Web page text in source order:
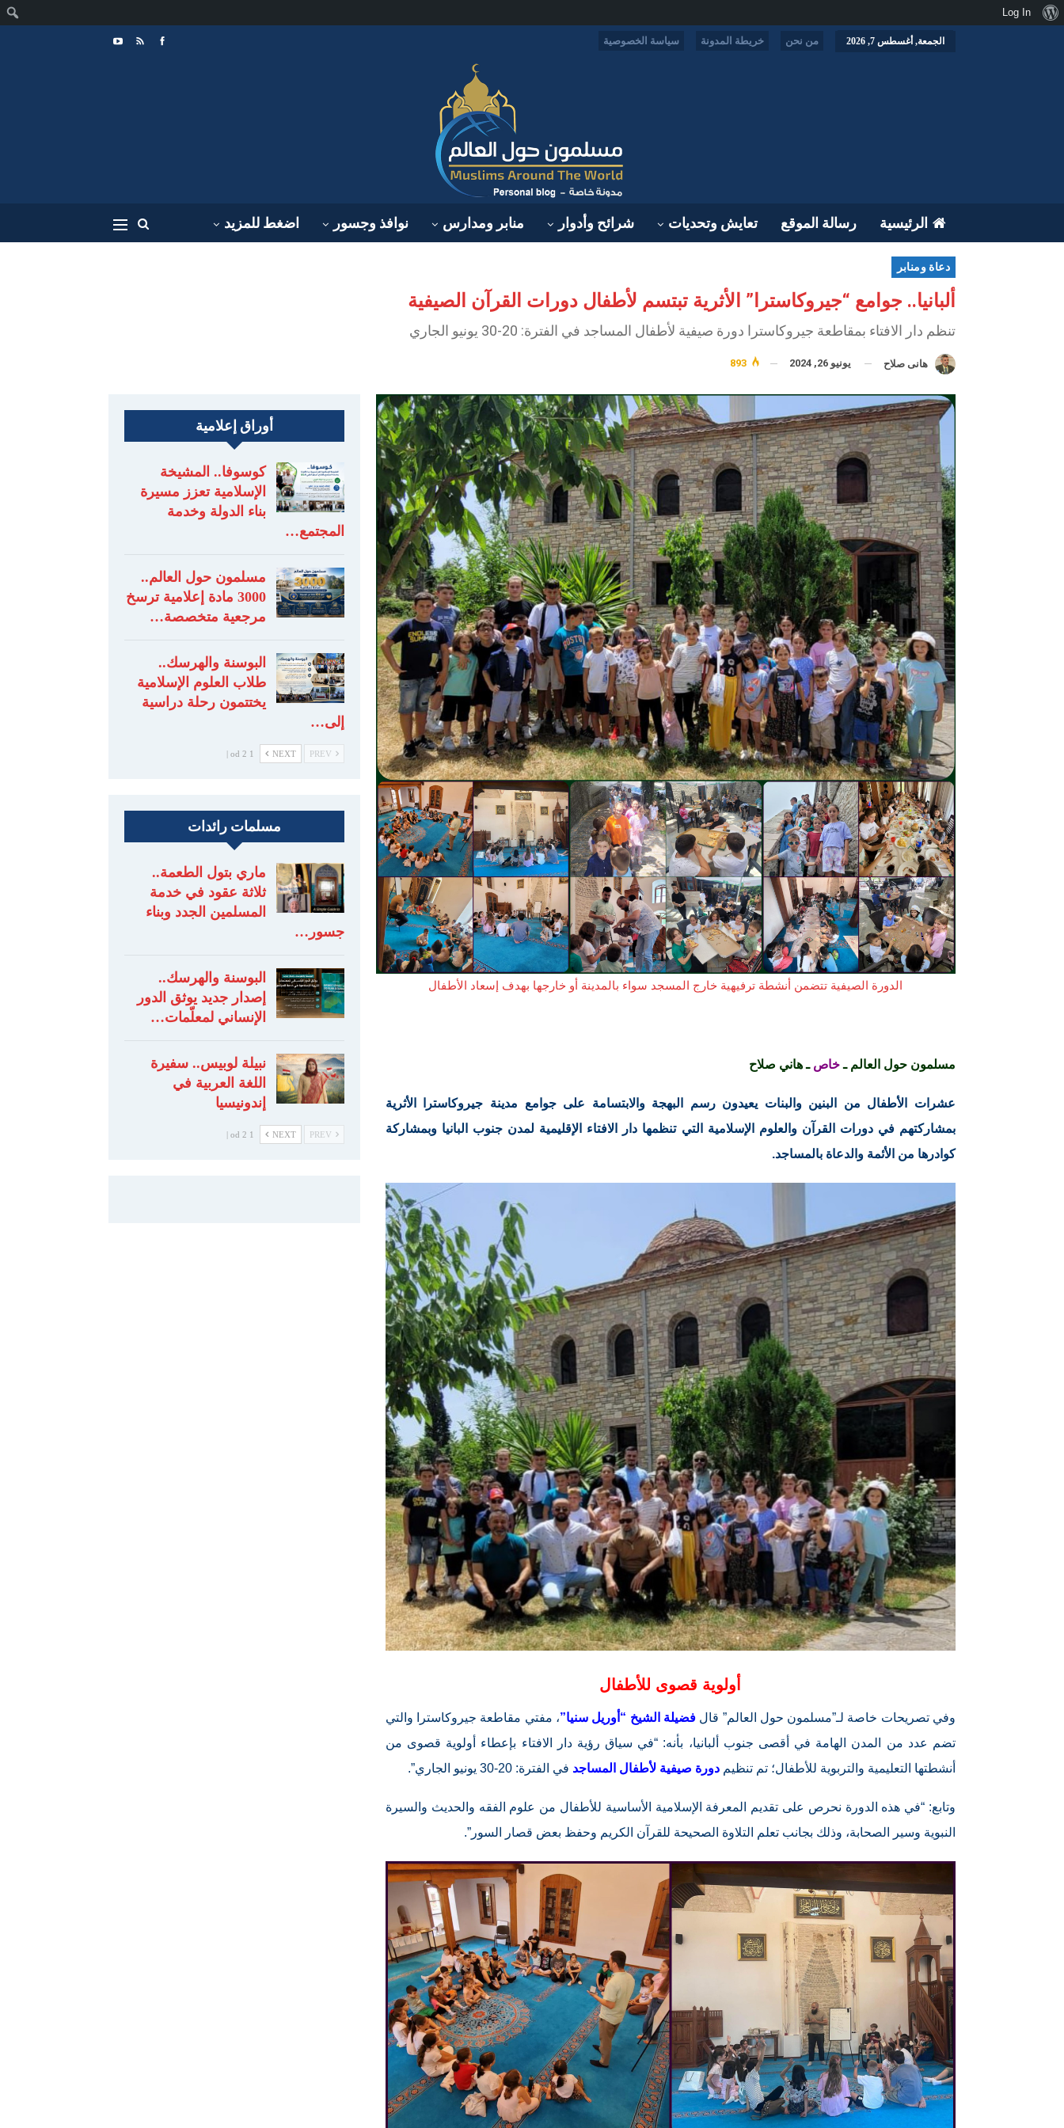
الجمعة, أغسطس 7, 2026 من نحن خريطة المدونة سياسة الخصوصية
الرئيسية رسالة الموقع تعايش وتحديات شرائح وأدوار منابر ومدارس نوافذ وجسور اضغط للمزيد
دعاة ومنابر
ألبانيا.. جوامع “جيروكاسترا” الأثرية تبتسم لأطفال دورات القرآن الصيفية
تنظم دار الافتاء بمقاطعة جيروكاسترا دورة صيفية لأطفال المساجد في الفترة: 20-30 يونيو الجاري
هانى صلاح يونيو 26, 2024
الدورة الصيفية تتضمن أنشطة ترفيهية خارج المسجد سواء بالمدينة أو خارجها بهدف إسعاد الأطفال
مسلمون حول العالم ـخاص ـ هاني صلاح
عشرات الأطفال من البنين والبنات يعيدون رسم البهجة والابتسامة على جوامع مدينة جيروكاسترا الأثرية
بمشاركتهم في دورات القرآن والعلوم الإسلامية التي تنظمها دار الافتاء الإقليمية لمدن جنوب البانيا وبمشاركة
كوادرها من الأئمة والدعاة بالمساجد.
أولوية قصوى للأطفال
وفي تصريحات خاصة لـ”مسلمون حول العالم” قالفضيلة الشيخ “أوريل سنيا”، مفتي مقاطعة جيروكاسترا والتي
تضم عدد من المدن الهامة في أقصى جنوب ألبانيا، بأنه: “في سياق رؤية دار الافتاء بإعطاء أولوية قصوى من
أنشطتها التعليمية والتربوية للأطفال؛ تم تنظيم دورة صيفية لأطفال المساجد في الفترة: 20-30 يونيو الجاري”.
وتابع: “في هذه الدورة نحرص على تقديم المعرفة الإسلامية الأساسية للأطفال من علوم الفقه والحديث والسيرة
النبوية وسير الصحابة، وذلك بجانب تعلم التلاوة الصحيحة للقرآن الكريم وحفظ بعض قصار السور”.
أوراق إعلامية
كوسوفا.. المشيخة
الإسلامية تعزز مسيرة
بناء الدولة وخدمة
المجتمع…
مسلمون حول العالم..
3000 مادة إعلامية ترسخ
مرجعية متخصصة…
البوسنة والهرسك..
طلاب العلوم الإسلامية
يختتمون رحلة دراسية
إلى…
NEXT
1 od 2 |
مسلمات رائدات
ماري بتول الطعمة..
ثلاثة عقود في خدمة
المسلمين الجدد وبناء
جسور…
البوسنة والهرسك..
إصدار جديد يوثق الدور
الإنساني لمعلّمات…
نبيلة لوبيس.. سفيرة
اللغة العربية في
إندونيسيا
NEXT
1 od 2 |
نبذةLog In